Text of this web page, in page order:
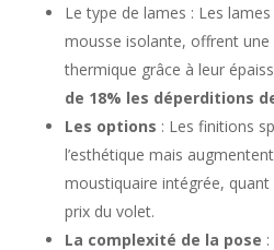
Le type de lames : Les
mousse isolante, offrent
thermique grâce à leur
de 18% les déperditions
Les options : Les finitions
l’esthétique mais
moustiquaire intégrée,
prix du volet.
La complexité de la pose